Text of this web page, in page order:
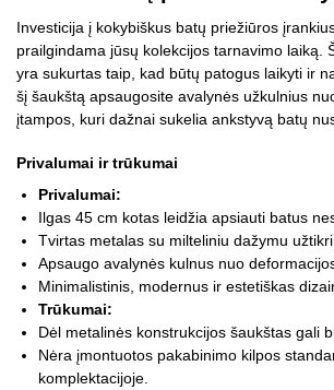
Investicija į kokybiškus batų priežiūros
prailgindama jūsų kolekcijos tarnavimo laiką.
yra sukurtas taip, kad būtų patogus laikyti ir
šį šaukštą apsaugosite avalynės užkulnius
įtampos, kuri dažnai sukelia ankstyvą batų
Privalumai ir trūkumai
Privalumai:
Ilgas 45 cm kotas leidžia apsiauti batus
Tvirtas metalas su milteliniu dažymu
Apsaugo avalynės kulnus nuo
Minimalistinis, modernus ir estetiškas
Trūkumai:
Dėl metalinės konstrukcijos šaukštas gali
Nėra įmontuotos pakabinimo kilpos
komplektacijoje.